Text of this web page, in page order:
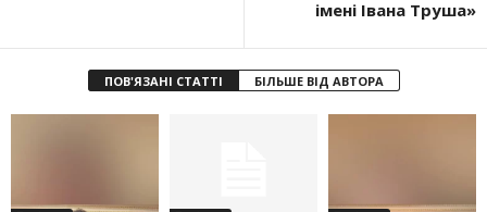
імені Івана Труша»
ПОВ'ЯЗАНІ СТАТТІ БІЛЬШЕ ВІД АВТОРА